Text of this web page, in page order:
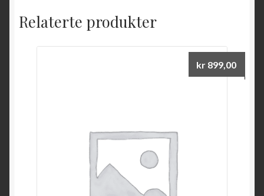
Relaterte produkter
kr 899,00